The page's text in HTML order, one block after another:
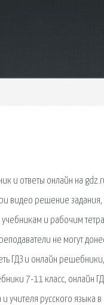
и ответы онлайн на
видео решение задания,
и рабочим
не могут
ГДЗ и онлайн
7-11 класс, онлайн
учителя русского языка